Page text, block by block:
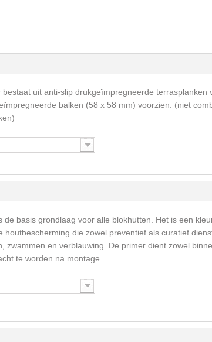
bestaat uit anti-slip drukgeïmpregneerde terrasplanken
balken (58 x 58 mm) voorzien. (niet
de basis grondlaag voor alle blokhutten. Het is een
houtbescherming die zowel preventief als curatief
zwammen en verblauwing. De primer dient zowel
te worden na montage.